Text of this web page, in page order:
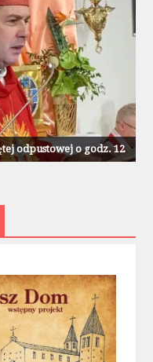
odpustowej o godz. 12